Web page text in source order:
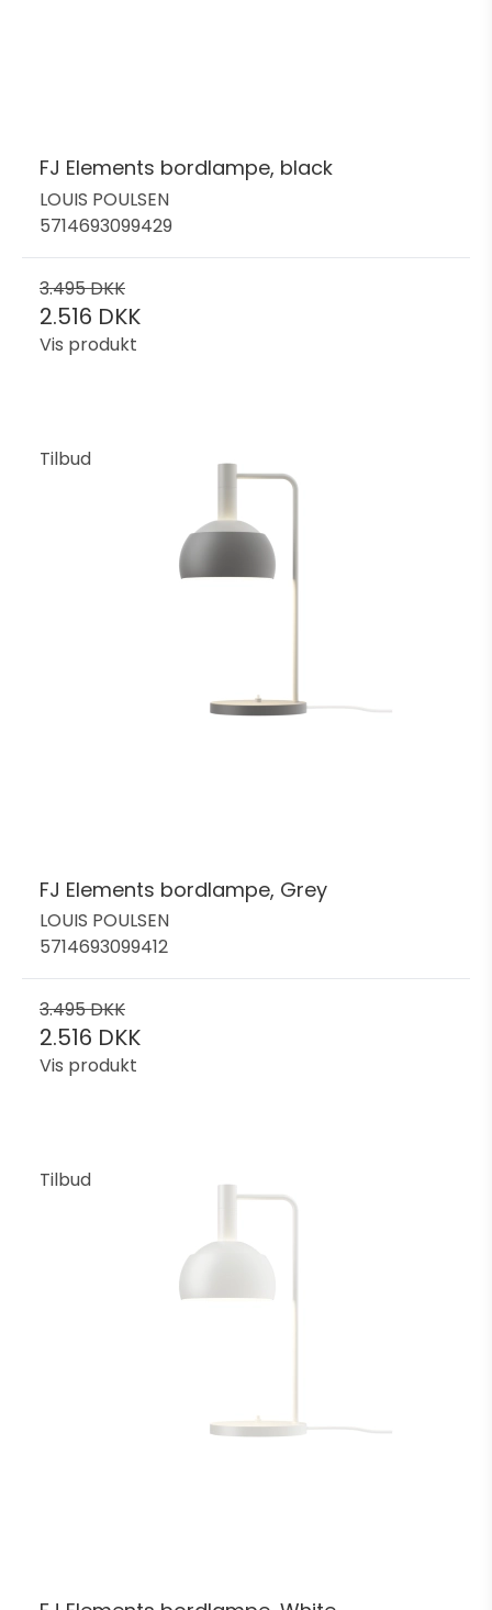
FJ Elements bordlampe, black
LOUIS POULSEN
5714693099429
3.495 DKK
2.516 DKK
Vis produkt
Tilbud
FJ Elements bordlampe, Grey
LOUIS POULSEN
5714693099412
3.495 DKK
2.516 DKK
Vis produkt
Tilbud